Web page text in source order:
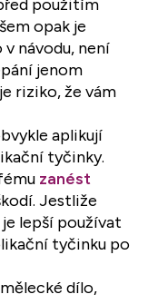
použitím
opak je
návodu, není
jenom
riziko, že vám
aplikují
tyčinky.
zanést
Jestliže
lepší používat
tyčinku po
dílo,